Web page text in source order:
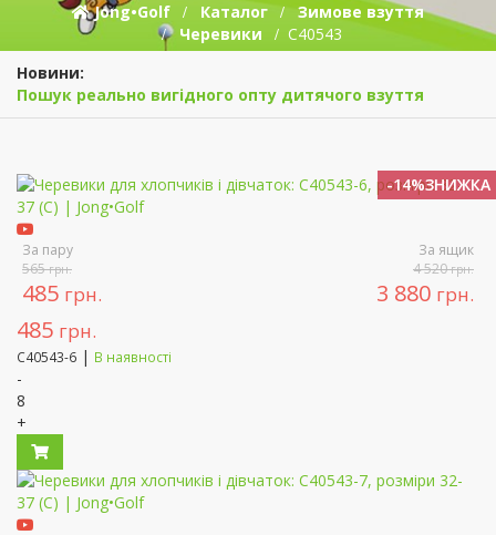
Jong•Golf Каталог
Зимове взуття
Черевики
C40543
Новини:
Пошук реально вигідного опту дитячого взуття
За пару
За ящик
565грн. 4 520грн.
485 грн. 3 880 грн.
-14%ЗНИЖКА
485 грн.
C40543-6 | В наявності
-
8
+
-14%ЗНИЖКА